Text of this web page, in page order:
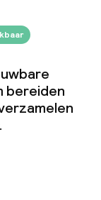
bereiden